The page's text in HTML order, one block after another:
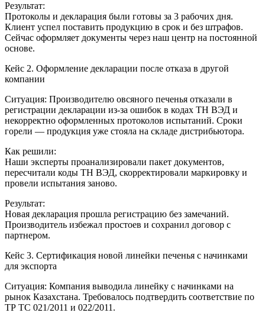
Результат:
Протоколы и декларация были готовы за 3 рабочих дня.
Клиент успел поставить продукцию в срок и без штрафов.
Сейчас оформляет документы через наш центр на постоянной
основе.
Кейс 2. Оформление декларации после отказа в другой
компании
Ситуация: Производителю овсяного печенья отказали в
регистрации декларации из-за ошибок в кодах ТН ВЭД и
некорректно оформленных протоколов испытаний. Сроки
горели — продукция уже стояла на складе дистрибьютора.
Как решили:
Наши эксперты проанализировали пакет документов,
пересчитали коды ТН ВЭД, скорректировали маркировку и
провели испытания заново.
Результат:
Новая декларация прошла регистрацию без замечаний.
Производитель избежал простоев и сохранил договор с
партнером.
Кейс 3. Сертификация новой линейки печенья с начинками
для экспорта
Ситуация: Компания выводила линейку с начинками на
рынок Казахстана. Требовалось подтвердить соответствие по
ТР ТС 021/2011 и 022/2011.